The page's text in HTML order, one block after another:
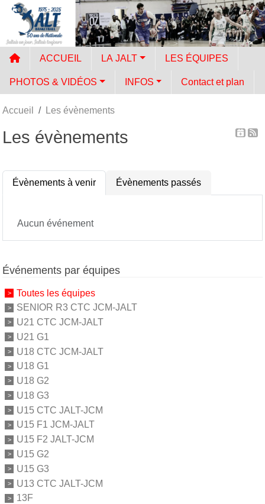
ACCUEIL LA JALT LES ÉQUIPES
PHOTOS & VIDÉOS INFOS Contact et plan
Accueil Les évènements
Les évènements
Évènements à venir Évènements passés
Aucun événement
Événements par équipes
Toutes les équipes
SENIOR R3 CTC JCM-JALT
U21 CTC JCM-JALT
U21 G1
U18 CTC JCM-JALT
U18 G1
U18 G2
U18 G3
U15 CTC JALT-JCM
U15 F1 JCM-JALT
U15 F2 JALT-JCM
U15 G2
U15 G3
U13 CTC JALT-JCM
13F
Panneau de gestion des cookies